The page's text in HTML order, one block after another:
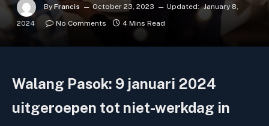
By Francis October 23, 2023 Updated: January 8,
2024
No Comments 4 Mins Read
Walang Pasok: 9 januari 2024
uitgeroepen tot niet-werkdag in